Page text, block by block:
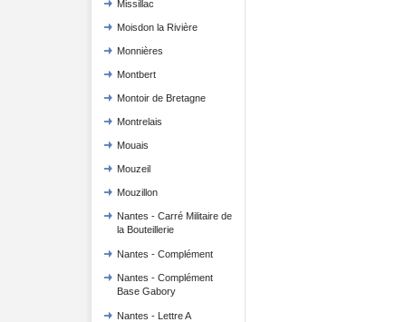
Missillac
Moisdon la Rivière
Monnières
Montbert
Montoir de Bretagne
Montrelais
Mouais
Mouzeil
Mouzillon
Nantes - Carré Militaire de
la Bouteillerie
Nantes - Complément
Nantes - Complément
Base Gabory
Nantes - Lettre A